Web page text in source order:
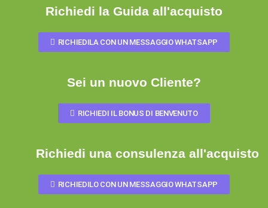
Richiedi la Guida all'acquisto
RICHIEDILA CON UN MESSAGGIO WHATSAPP
Sei un nuovo Cliente?
RICHIEDI IL BONUS DI BENVENUTO
Richiedi una consulenza all'acquisto
RICHIEDILO CON UN MESSAGGIO WHATSAPP